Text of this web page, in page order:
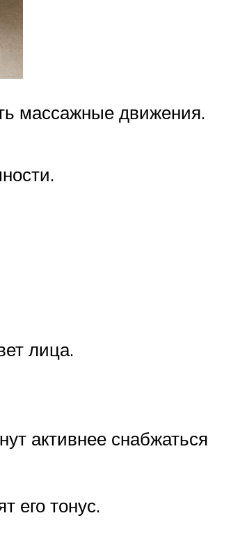
массажные движения.
лица.
активнее снабжаться
его тонус.